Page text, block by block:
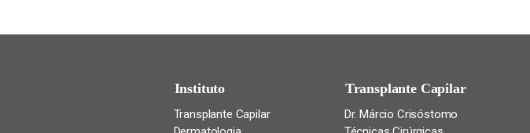
Instituto
Transplante Capilar
Transplante Capilar
Dr. Márcio Crisóstomo